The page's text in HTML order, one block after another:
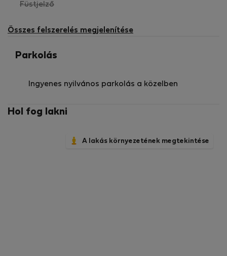
Füstjelző,
elérhető
Összes felszerelés megjelenítése
Parkolás
Ingyenes nyilvános parkolás a közelben
Hol fog lakni
A lakás környezetének megtekintése